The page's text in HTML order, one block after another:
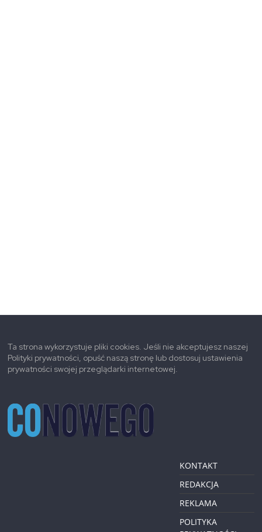
Ta strona wykorzystuje pliki cookies. Jeśli nie akceptujesz naszej
Polityki prywatności, opuść naszą stronę lub dostosuj ustawienia
prywatności swojej przeglądarki internetowej.
KONTAKT
REDAKCJA
REKLAMA
POLITYKA